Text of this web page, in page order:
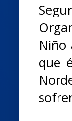
Niño
que